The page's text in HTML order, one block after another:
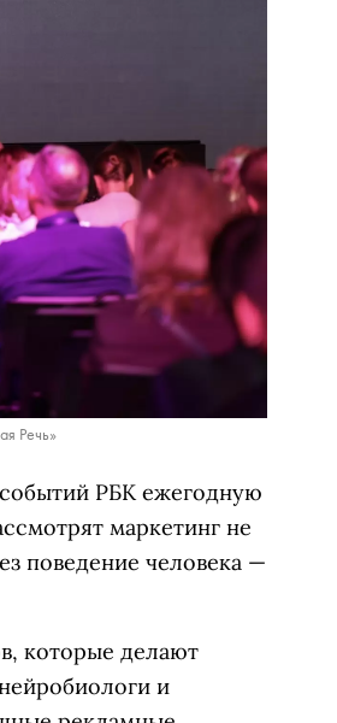
Речь»
РБК ежегодную
маркетинг не
поведение человека —
которые делают
и